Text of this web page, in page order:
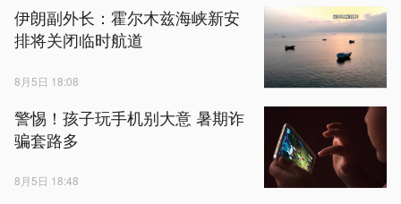
伊朗副外长：霍尔木兹海峡新安
排将关闭临时航道
8月5日 18:08
警惕！孩子玩手机别大意 暑期诈
骗套路多
8月5日 18:48